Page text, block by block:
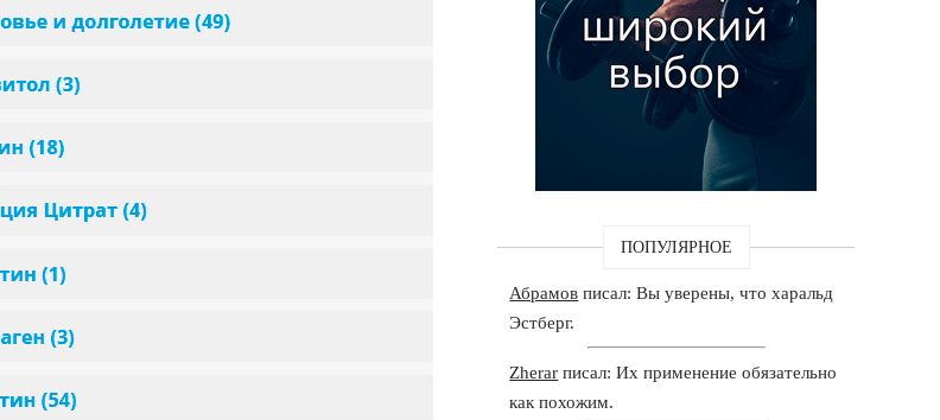
ПОПУЛЯРНОЕ
Абрамов писал: Вы уверены, что харальд
Эстберг.
Zherar писал: Их применение обязательно
как похожим.